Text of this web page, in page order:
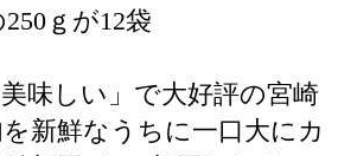
ｇが12袋
美味しい」で大好評の宮崎
新鮮なうちに一口大にカ